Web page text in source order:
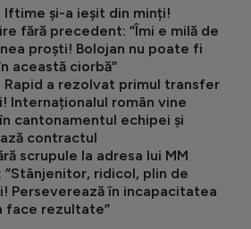
Iftime și-a ieșit din minți!
fără precedent: ”Îmi e milă de
proști! Bolojan nu poate fi
această ciorbă”
Rapid a rezolvat primul transfer
Internaționalul român vine
cantonamentul echipei și
contractul
scrupule la adresa lui MM
”Stânjenitor, ridicol, plin de
Perseverează în incapacitatea
face rezultate”